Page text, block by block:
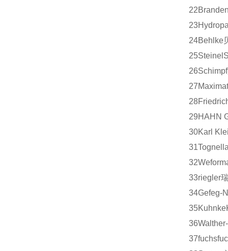
22
23
24Behlke
25Steinel
26Schimpf
27
28
29HAHN
30Karl
31
32
33riegler
34Gefeg-
35Kuhnke
36
37fuchs